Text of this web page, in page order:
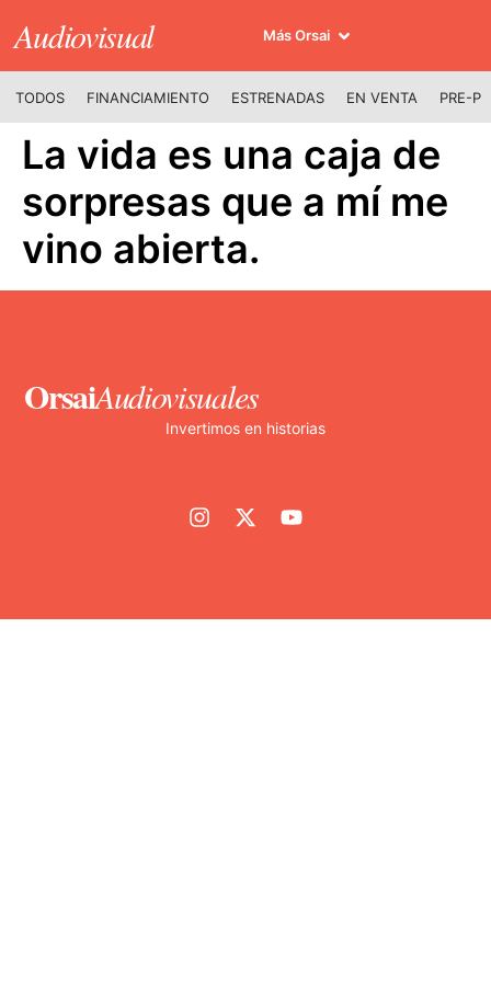
Audiovisual Más Orsai
TODOS FINANCIAMIENTO ESTRENADAS EN VENTA PRE-
La vida es una caja de
sorpresas que a mí me
vino abierta.
OrsaiAudiovisuales
Invertimos en historias